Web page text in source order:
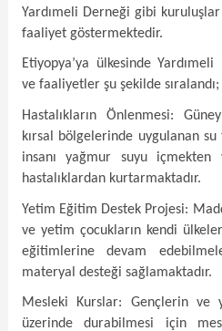
Yardımeli Derneği gibi
faaliyet göstermektedir.
Etiyopya’ya ülkesinde Yardımeli
ve faaliyetler şu şekilde sıralandı;
Hastalıkların Önlenmesi:
kırsal bölgelerinde uygulanan
insanı yağmur suyu
hastalıklardan kurtarmaktadır.
Yetim Eğitim Destek Projesi:
ve yetim çocukların kendi
eğitimlerine devam
materyal desteği sağlamaktadır.
Mesleki Kurslar: Gençlerin ve
üzerinde durabilmesi için